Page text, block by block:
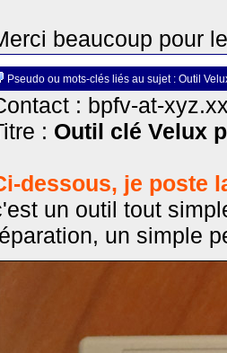
beaucoup pour
Pseudo ou mots-clés liés au sujet : Outil
: bpfv-at-
: Outil clé Velux
dessous, je poste
un outil tout
un simple